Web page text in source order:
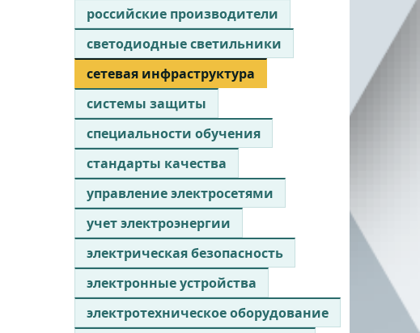
российские производители
светодиодные светильники
сетевая инфраструктура
системы защиты
специальности обучения
стандарты качества
управление электросетями
учет электроэнергии
электрическая безопасность
электронные устройства
электротехническое оборудование